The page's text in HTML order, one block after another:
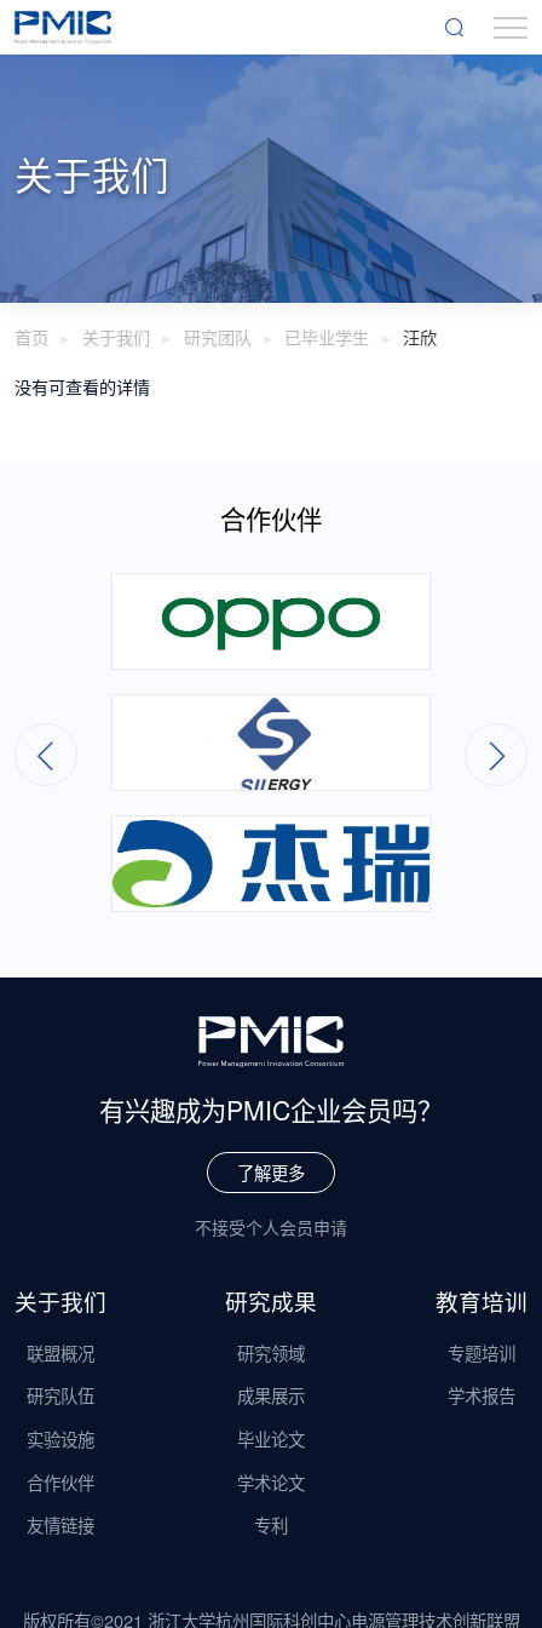
关于我们
首页 关于我们 研究团队 已毕业学生 汪欣
没有可查看的详情
合作伙伴
有兴趣成为PMIC企业会员吗？
了解更多
不接受个人会员申请
关于我们
联盟概况
研究队伍
实验设施
合作伙伴
友情链接
研究成果
研究领域
成果展示
毕业论文
学术论文
专利
教育培训
专题培训
学术报告
版权所有©2021 浙江大学杭州国际科创中心电源管理技术创新联盟